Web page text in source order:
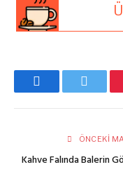
FacebookTwitter
ÖNCEKI
Kahve Falında Balerin